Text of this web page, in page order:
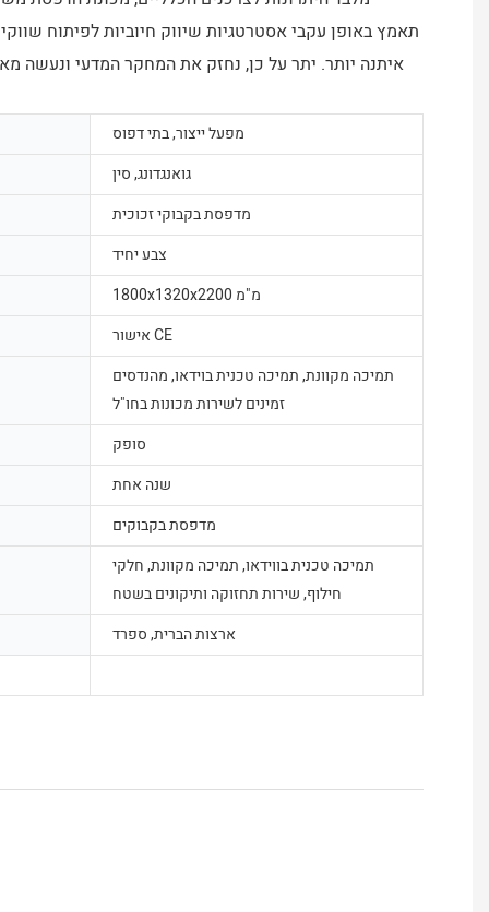
איתנה יותר. יתר על כן, נחזק את המחקר המדעי ונעשה
מפעל ייצור, בתי דפוס
גואנגדונג, סין
מדפסת בקבוקי זכוכית
צבע יחיד
1800x1320x2200 מ"מ
אישור CE
תמיכה מקוונת, תמיכה טכנית בוידאו, מהנדסים
זמינים לשירות מכונות בחו"ל
סופק
שנה אחת
מדפסת בקבוקים
תמיכה טכנית בווידאו, תמיכה מקוונת, חלקי
חילוף, שירות תחזוקה ותיקונים בשטח
ארצות הברית, ספרד